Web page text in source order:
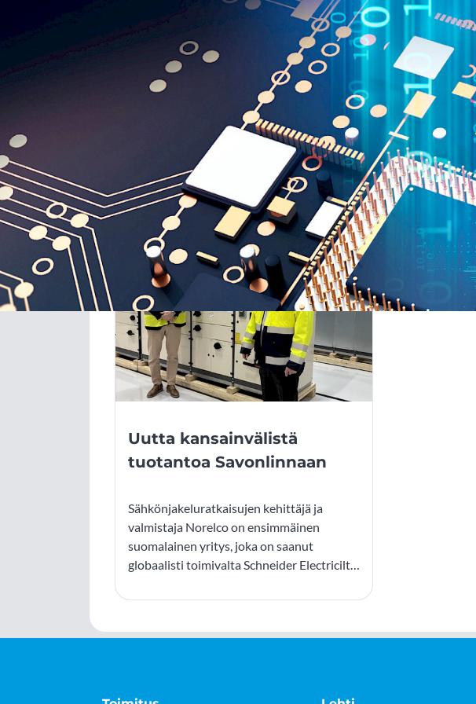
Katariina Lappi, Idea Group
Uutta kansainvälistä
tuotantoa Savonlinnaan
Sähkönjakeluratkaisujen kehittäjä ja
valmistaja Norelco on ensimmäinen
suomalainen yritys, joka on saanut
globaalisti toimivalta Schneider Electriciltä
pienjännitekennokeskuksia.